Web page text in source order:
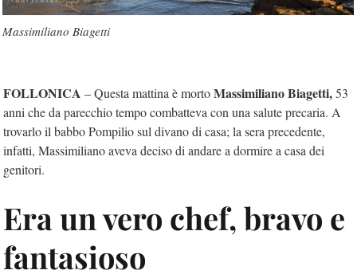
Massimiliano Biagetti
FOLLONICA – Questa mattina è mortoMassimiliano Biagetti,53
anni che da parecchio tempo combatteva con una salute precaria. A
trovarlo il babbo Pompilio sul divano di casa; la sera precedente,
infatti, Massimiliano aveva deciso di andare a dormire a casa dei
genitori.
Era un vero chef, bravo e
fantasioso